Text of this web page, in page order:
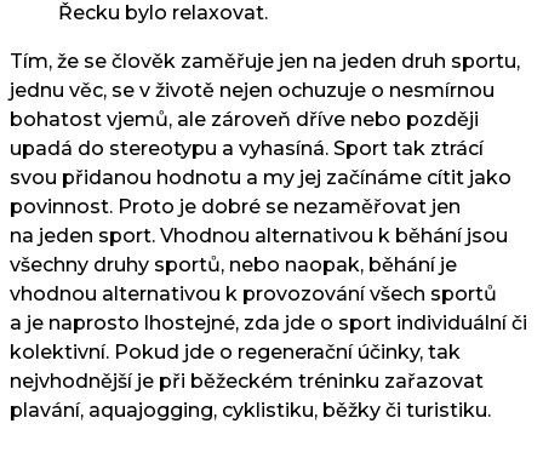
Řecku bylo relaxovat.
Tím, že se člověk zaměřuje jen na jeden druh sportu,
jednu věc, se v životě nejen ochuzuje o nesmírnou
bohatost vjemů, ale zároveň dříve nebo později
upadá do stereotypu a vyhasíná. Sport tak ztrácí
svou přidanou hodnotu a my jej začínáme cítit jako
povinnost. Proto je dobré se nezaměřovat jen
na jeden sport. Vhodnou alternativou k běhání jsou
všechny druhy sportů, nebo naopak, běhání je
vhodnou alternativou k provozování všech sportů
a je naprosto lhostejné, zda jde o sport individuální či
kolektivní. Pokud jde o regenerační účinky, tak
nejvhodnější je při běžeckém tréninku zařazovat
plavání, aquajogging, cyklistiku, běžky či turistiku.